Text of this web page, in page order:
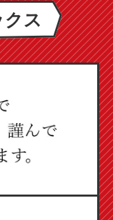
ス